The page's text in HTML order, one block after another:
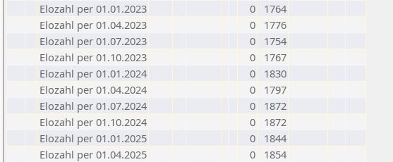
Elozahl per 01.01.2023
0
1764
Elozahl per 01.04.2023
0
1776
Elozahl per 01.07.2023
0
1754
Elozahl per 01.10.2023
0
1767
Elozahl per 01.01.2024
0
1830
Elozahl per 01.04.2024
0
1797
Elozahl per 01.07.2024
0
1872
Elozahl per 01.10.2024
0
1872
Elozahl per 01.01.2025
0
1844
Elozahl per 01.04.2025
0
1854